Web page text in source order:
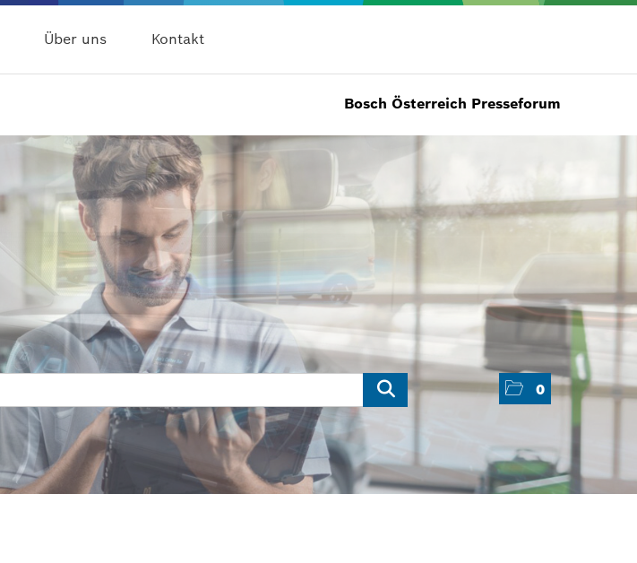
Über uns Kontakt
0
Bosch Österreich Presseforum